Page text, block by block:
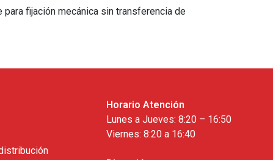
fijación mecánica sin transferencia de
Horario Atención
Lunes a Jueves: 8:20 – 16:50
Viernes: 8:20 a 16:40